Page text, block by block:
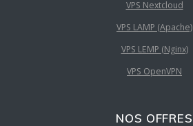
VPS Nextcloud
VPS LAMP (Apache)
VPS LEMP (Nginx)
VPS OpenVPN
NOS OFFRES